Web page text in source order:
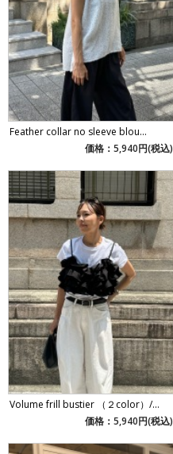
Feather collar no sleeve blou...
価格：5,940円(税込)
Volume frill bustier （２color）/...
価格：5,940円(税込)